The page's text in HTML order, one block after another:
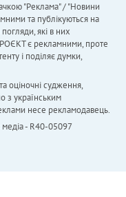
"Реклама" / "Новини
та публікуються на
які в них
є рекламними, проте
і поділяє думки,
оціночні судження,
з українським
несе рекламодавець.
медіа - R40-05097